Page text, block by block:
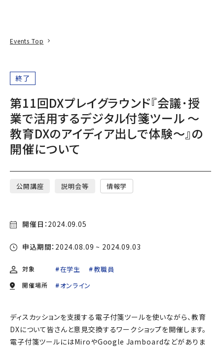
Events Top
終了
第11回DXプレイグラウンド『会議･授
業で活用するデジタル付箋ツール ～
教育DXのアイディア出しで体験～』の
開催について
公開講座 説明会等 情報学
開催日： 2024.09.05
申込期間： 2024.08.09 ~ 2024.09.03
対象 在学生 教職員
開催場所 オンライン
ディスカッションを支援する電子付箋ツールを使いながら、教育
DXについて皆さんと意見交換するワークショップを開催します。
電子付箋ツールにはMiroやGoogle Jamboardなどがありま